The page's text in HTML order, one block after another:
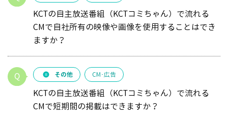
KCTの自主放送番組（KCTコミちゃん）で流れる
CMで自社所有の映像や画像を使用することはでき
ますか？
その他 CM･広告
KCTの自主放送番組（KCTコミちゃん）で流れる
CMで短期間の掲載はできますか？